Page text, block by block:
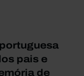
pais e
de